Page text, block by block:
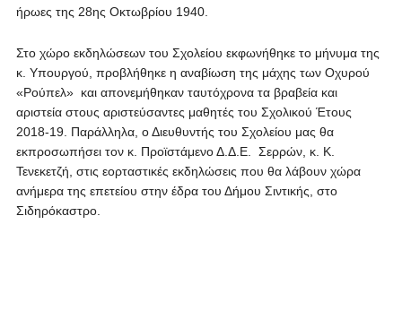
ήρωες της 28ης Οκτωβρίου 1940.
Στο χώρο εκδηλώσεων του Σχολείου εκφωνήθηκε το μήνυμα της
κ. Υπουργού, προβλήθηκε η αναβίωση της μάχης των Οχυρού
«Ρούπελ» και απονεμήθηκαν ταυτόχρονα τα βραβεία και
αριστεία στους αριστεύσαντες μαθητές του Σχολικού Έτους
2018-19. Παράλληλα, ο Διευθυντής του Σχολείου μας θα
εκπροσωπήσει τον κ. Προϊστάμενο Δ.Δ.Ε. Σερρών, κ. Κ.
Τενεκετζή, στις εορταστικές εκδηλώσεις που θα λάβουν χώρα
ανήμερα της επετείου στην έδρα του Δήμου Σιντικής, στο
Σιδηρόκαστρο.